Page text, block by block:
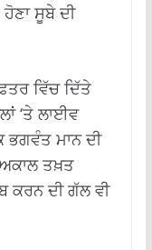
ਸੂਬੇ ਦੀ
ਵਿੱਚ ਦਿੱਤੇ
‘ਤੇ ਲਾਈਵ
ਭਗਵੰਤ ਮਾਨ ਦੀ
ਤਖ਼ਤ
ਕਰਨ ਦੀ ਗੱਲ ਵੀ